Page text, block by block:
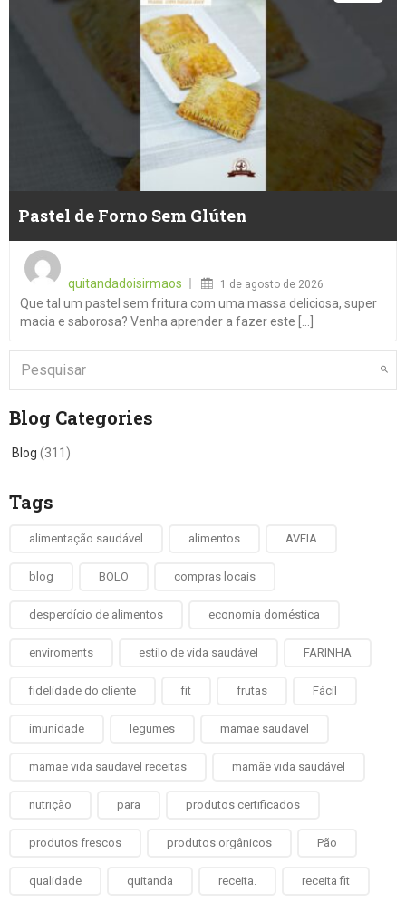
Pastel de Forno Sem Glúten
quitandadoisirmaos
1 de agosto de 2026
Que tal um pastel sem fritura com uma massa deliciosa, super
macia e saborosa? Venha aprender a fazer este [...]
Blog Categories
Blog (311)
Tags
alimentação saudável alimentos AVEIA
blog BOLO compras locais
desperdício de alimentos economia doméstica
enviroments estilo de vida saudável FARINHA
fidelidade do cliente fit frutas Fácil
imunidade legumes mamae saudavel
mamae vida saudavel receitas mamãe vida saudável
nutrição para produtos certificados
produtos frescos produtos orgânicos Pão
qualidade quitanda receita. receita fit